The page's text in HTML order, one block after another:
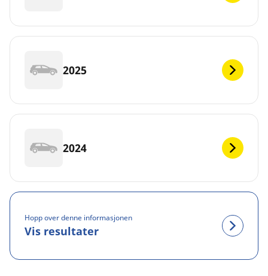
2025
2024
Hopp over denne informasjonen
Vis resultater